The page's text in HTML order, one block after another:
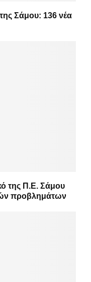
Σάμου: 136 νέα
της Π.Ε. Σάμου
προβλημάτων